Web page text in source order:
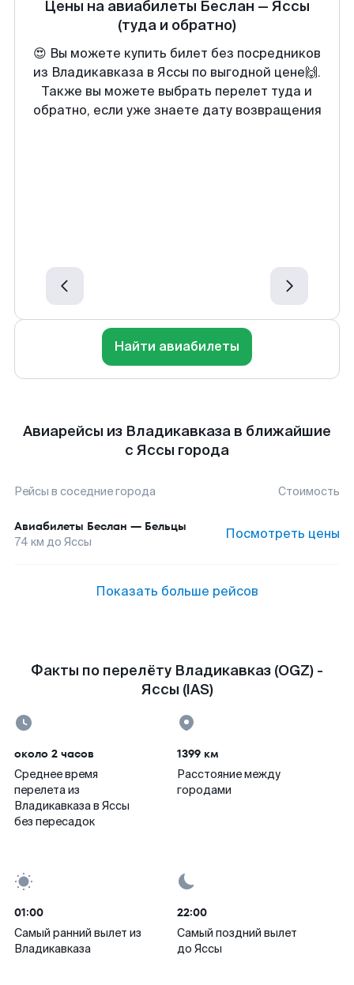
Цены на авиабилеты Беслан — Яссы
(туда и обратно)
😍 Вы можете купить билет без посредников
из Владикавказа в Яссы по выгодной цене🙌.
Также вы можете выбрать перелет туда и
обратно, если уже знаете дату возвращения
Найти авиабилеты
Авиарейсы из Владикавказа в ближайшие
с Яссы города
Рейсы в соседние города Стоимость
Авиабилеты Беслан — Бельцы
74 км до Яссы Посмотреть цены
Показать больше рейсов
Факты по перелёту Владикавказ (OGZ) -
Яссы (IAS)
около 2 часов
Среднее время
перелета из
Владикавказа в Яссы
без пересадок
1399 км
Расстояние между
городами
01:00
Самый ранний вылет из
Владикавказа
22:00
Самый поздний вылет
до Яссы